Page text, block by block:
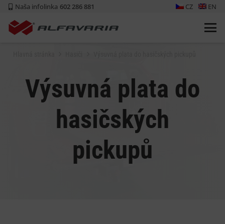
Naša infolinka 602 286 881 CZ EN
Výsuvná plata do
hasičských
pickupů